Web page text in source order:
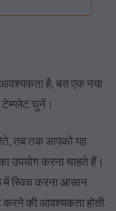
है, बस एक नया
चुनें।
तब तक आपको यह
उपयोग करना चाहते हैं।
स्विच करना आसान
की आवश्यकता होती